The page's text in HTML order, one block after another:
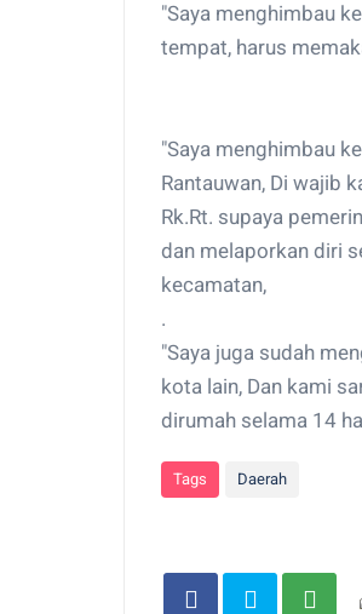
"Saya menghimbau
tempat, harus
"Saya menghimbau
Rantauwan, Di wajib
Rk.Rt. supaya
dan melaporkan diri
kecamatan,
.
"Saya juga sudah
kota lain, Dan kami
dirumah selama 14
Tags Daerah